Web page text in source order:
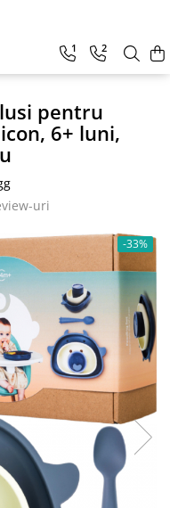
1 2
pentru
6+ luni,
uri
-33%